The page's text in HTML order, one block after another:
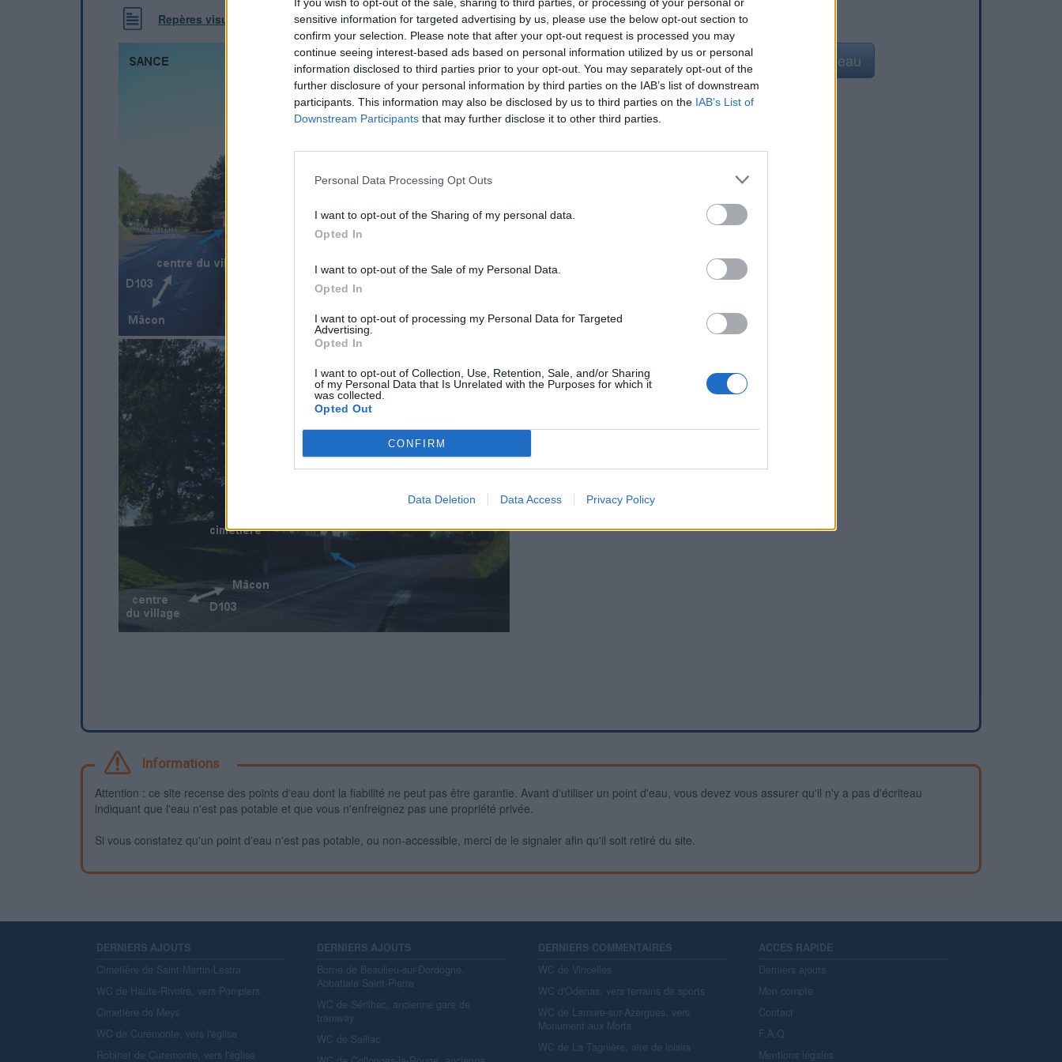
sensitive information for targeted advertising by us, please use the below opt-out section to
confirm your selection. Please note that after your opt-out request is processed you may
continue seeing interest-based ads based on personal information utilized by us or personal
information disclosed to third parties prior to your opt-out. You may separately opt-out of the
further disclosure of your personal information by third parties on the IAB’s list of downstream
participants. This information may also be disclosed by us to third parties on the IAB’s List of
Downstream Participants that may further disclose it to other third parties.
Personal Data Processing Opt Outs
I want to opt-out of the Sharing of my personal data.
Opted In
I want to opt-out of the Sale of my Personal Data.
Opted In
I want to opt-out of processing my Personal Data for Targeted
Advertising.
Opted In
I want to opt-out of Collection, Use, Retention, Sale, and/or Sharing
of my Personal Data that Is Unrelated with the Purposes for which it
was collected.
Opted Out
CONFIRM
Data Deletion Data Access Privacy Policy
Repères visuels
Signaler une erreur Ajouter un point d'eau
Informations
Attention : ce site recense des points d'eau dont la fiabilité ne peut pas être garantie. Avant d'utiliser un point d'eau, vous devez vous assurer qu'il n'y a pas d'écriteau
indiquant que l'eau n'est pas potable et que vous n'enfreignez pas une propriété privée.
Si vous constatez qu'un point d'eau n'est pas potable, ou non-accessible, merci de le signaler afin qu'il soit retiré du site.
DERNIERS AJOUTS
Cimetière de Saint-Martin-Lestra
WC de Haute-Rivoire, vers Pompiers
Cimetière de Meys
WC de Curemonte, vers l'église
Robinet de Curemonte, vers l'église
DERNIERS AJOUTS
Borne de Beaulieu-sur-Dordogne,
Abbatiale Saint-Pierre
WC de Sérilhac, ancienne gare de
tramway
WC de Saillac
DERNIERS COMMENTAIRES
WC de Viricelles
WC d'Odenas, vers terrains de sports
WC de Lamure-sur-Azergues, vers
Monument aux Morts
WC de La Tagnière, aire de loisirs
ACCES RAPIDE
Derniers ajouts
Mon compte
Contact
F.A.Q.
Mentions légales